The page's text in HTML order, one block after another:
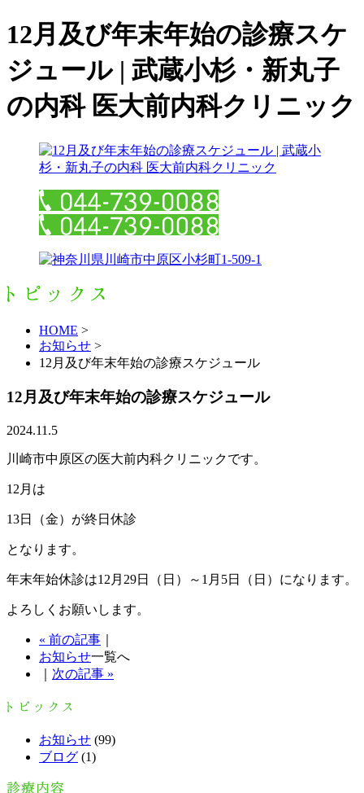
12月及び年末年始の診療スケ
ジュール | 武蔵小杉・新丸子
の内科 医大前内科クリニック
HOME >
お知らせ >
12月及び年末年始の診療スケジュール
12月及び年末年始の診療スケジュール
2024.11.5
川崎市中原区の医大前内科クリニックです。
12月は
13日（金）が終日休診
となります。
年末年始休診は12月29日（日）～1月5日（日）になります。
よろしくお願いします。
« 前の記事
お知らせ一覧へ
次の記事 »
お知らせ (99)
ブログ (1)